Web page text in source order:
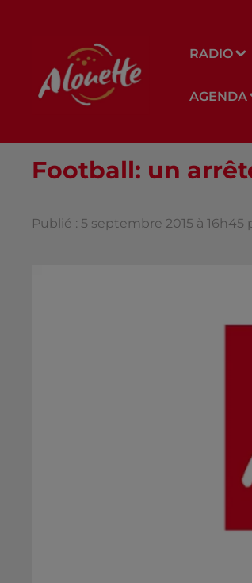
RADIO
AGENDA
Football: un
Publié : 5 septembre 2015 à